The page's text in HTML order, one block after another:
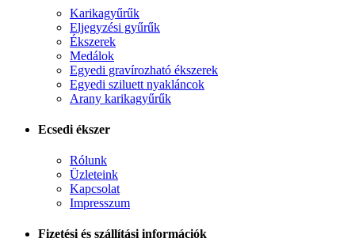
Karikagyűrűk
Eljegyzési gyűrűk
Ékszerek
Medálok
Egyedi gravírozható ékszerek
Egyedi sziluett nyakláncok
Arany karikagyűrűk
Ecsedi ékszer
Rólunk
Üzleteink
Kapcsolat
Impresszum
Fizetési és szállítási információk